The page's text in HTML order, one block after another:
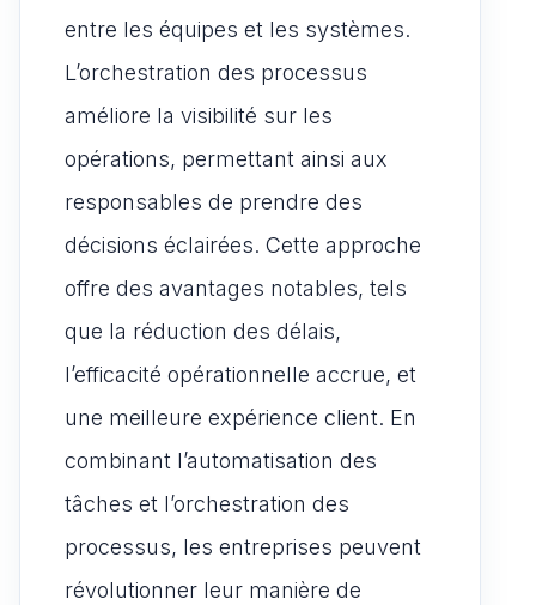
entre les équipes et les systèmes.
L’orchestration des processus
améliore la visibilité sur les
opérations, permettant ainsi aux
responsables de prendre des
décisions éclairées. Cette approche
offre des avantages notables, tels
que la réduction des délais,
l’efficacité opérationnelle accrue, et
une meilleure expérience client. En
combinant l’automatisation des
tâches et l’orchestration des
processus, les entreprises peuvent
révolutionner leur manière de